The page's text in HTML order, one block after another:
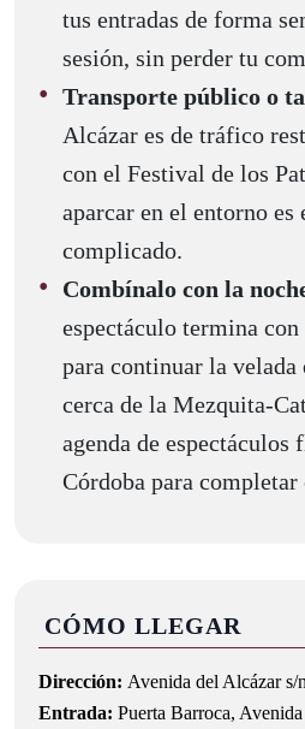
tus entradas de forma
sesión, sin perder tu
Transporte público o
Alcázar es de tráfico
con el Festival de los
aparcar en el entorno es
complicado.
Combínalo con la
espectáculo termina
para continuar la velada
cerca de la Mezquita-
agenda de espectáculos
Córdoba para completar
CÓMO LLEGAR
Dirección: Avenida del Alcázar s/
Entrada: Puerta Barroca,